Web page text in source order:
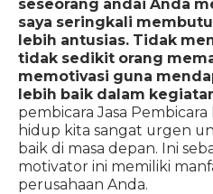
seseorang andai Anda
saya seringkali
lebih antusias. Tidak
tidak sedikit orang
memotivasi guna
lebih baik dalam
pembicara Jasa
hidup kita sangat urgen
baik di masa depan. Ini
motivator ini memiliki
perusahaan Anda.